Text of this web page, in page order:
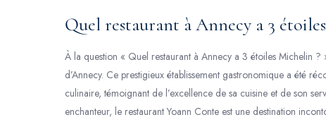
Quel restaurant à Annecy a 3
À la question « Quel restaurant à Annecy a 3 étoiles Michelin
d’Annecy. Ce prestigieux établissement gastronomique a été
culinaire, témoignant de l’excellence de sa cuisine et de son
enchanteur, le restaurant Yoann Conte est une destination